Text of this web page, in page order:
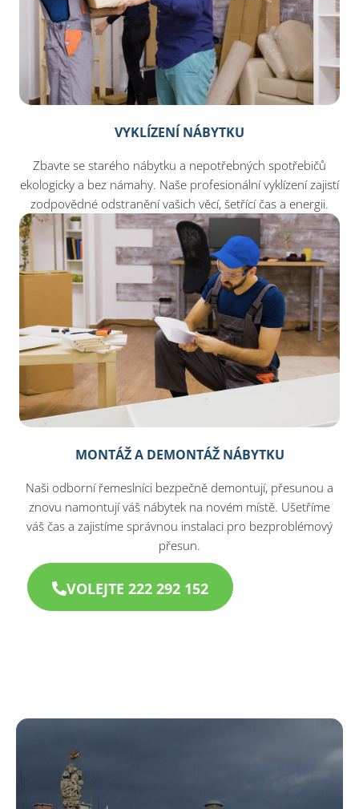
VYKLÍZENÍ NÁBYTKU
Zbavte se starého nábytku a nepotřebných spotřebičů
ekologicky a bez námahy. Naše profesionální vyklízení zajistí
zodpovědné odstranění vašich věcí, šetřící čas a energii.
MONTÁŽ A DEMONTÁŽ NÁBYTKU
Naši odborní řemeslníci bezpečně demontují, přesunou a
znovu namontují váš nábytek na novém místě. Ušetříme
váš čas a zajistíme správnou instalaci pro bezproblémový
přesun.
VOLEJTE 222 292 152